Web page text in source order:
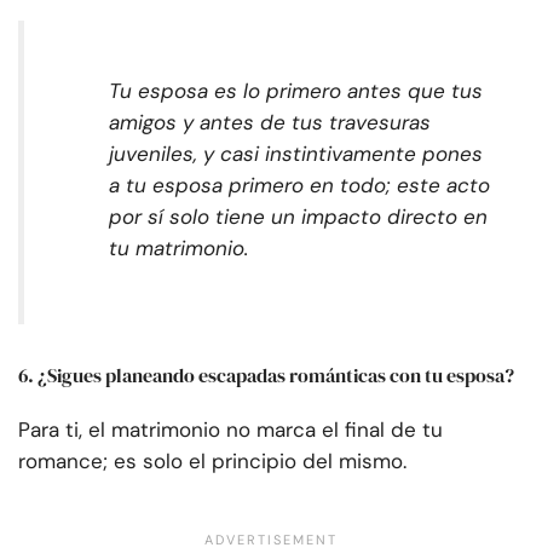
Tu esposa es lo primero antes que tus
amigos y antes de tus travesuras
juveniles, y casi instintivamente pones
a tu esposa primero en todo; este acto
por sí solo tiene un impacto directo en
tu matrimonio.
6. ¿Sigues planeando escapadas románticas con tu esposa?
Para ti, el matrimonio no marca el final de tu
romance; es solo el principio del mismo.